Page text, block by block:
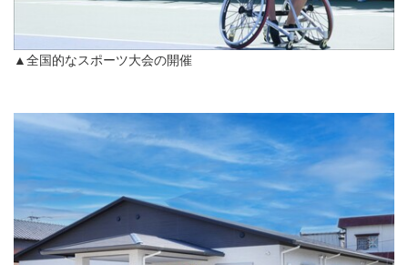
▲全国的なスポーツ大会の開催